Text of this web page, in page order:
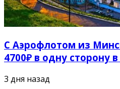
С Аэрофлотом из
4700₽ в одну сторону в
3 дня назад